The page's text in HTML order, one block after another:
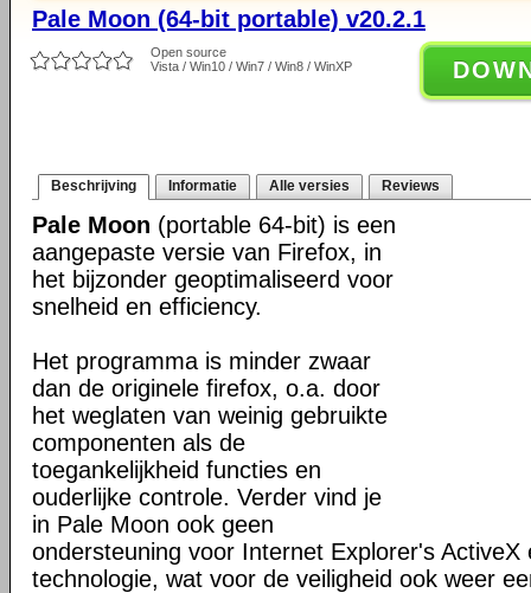
Pale Moon (64-bit portable) v20.2.1
Open source
Vista / Win10 / Win7 / Win8 / WinXP
Beschrijving Informatie Alle versies Reviews
Pale Moon (portable 64-bit) is een
aangepaste versie van Firefox, in
het bijzonder geoptimaliseerd voor
snelheid en efficiency.
Het programma is minder zwaar
dan de originele firefox, o.a. door
het weglaten van weinig gebruikte
componenten als de
toegankelijkheid functies en
ouderlijke controle. Verder vind je
in Pale Moon ook geen
ondersteuning voor Internet Explorer's ActiveX
technologie, wat voor de veiligheid ook weer